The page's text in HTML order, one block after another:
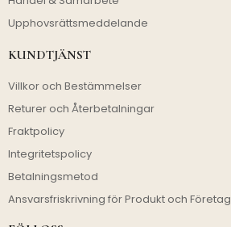
Upphovsrättsmeddelande
KUNDTJÄNST
Villkor och Bestämmelser
Returer och Återbetalningar
Fraktpolicy
Integritetspolicy
Betalningsmetod
Ansvarsfriskrivning för Produkt och Företag